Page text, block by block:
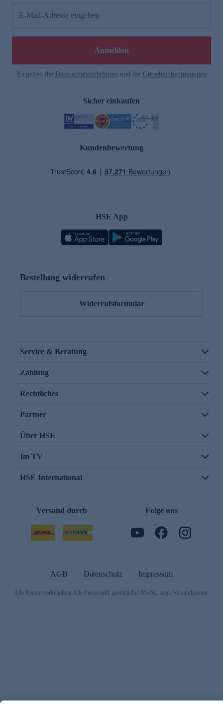
E-Mail-Adresse eingeben
Anmelden
Es gelten die Datenschutzrichtlinien und die Gutscheinbedingungen
Sicher einkaufen
Kundenbewertung
HSE App
Bestellung widerrufen
Widerrufsformular
Service & Beratung
Zahlung
Rechtliches
Partner
Über HSE
Im TV
HSE International
Versand durch Folge uns
AGB Datenschutz Impressum
Alle Rechte vorbehalten. Alle Preise inkl. gesetzlicher MwSt., zzgl. Versandkosten.